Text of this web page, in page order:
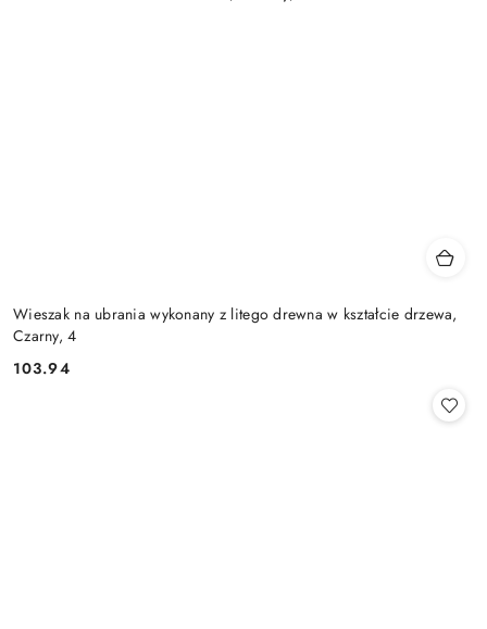
Wieszak na ubrania wykonany z litego drewna w kształcie drzewa,
Czarny, 4
Cena:
103.94